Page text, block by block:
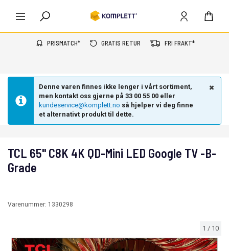
PRISMATCH* GRATIS RETUR FRI FRAKT*
Denne varen finnes ikke lenger i vårt sortiment,
men kontakt oss gjerne på 33 00 55 00 eller
kundeservice@komplett.no så hjelper vi deg finne
et alternativt produkt til dette.
1 / 10
TCL 65" C8K 4K QD-Mini LED Google TV -B-
Grade
Varenummer: 1330298